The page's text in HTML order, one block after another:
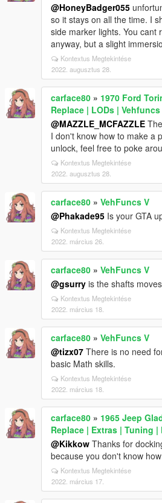
@HoneyBadger055
so it stays on all the time. I
side marker lights. You cant
anyway, but a slight
Kontextus Megtekintése
2022. augusztus 28.
carface80 » 1970 Ford
Replace | LODs | Vehfuncs
@MAZZLE_MCFAZZLE
I don't know how to make a
unlock, feel free to poke
Kontextus Megtekintése
2022. augusztus 28.
carface80 » VehFuncs V
@Phakade95 Is your GTA
Kontextus Megtekintése
2022. március 26.
carface80 » VehFuncs V
@gsurry is the shafts
Kontextus Megtekintése
2022. március 18.
carface80 » VehFuncs V
@tizx07 There is no need
basic Math skills.
Kontextus Megtekintése
2022. március 18.
carface80 » 1965 Jeep
Replace | Extras | Tuning |
@Kikkow Thanks for
because you don't know
Kontextus Megtekintése
2022. március 17.